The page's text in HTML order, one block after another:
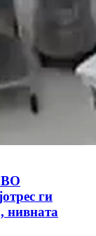
ги
нивната